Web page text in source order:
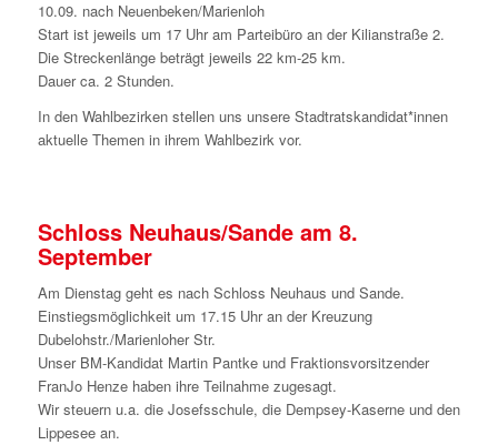
10.09. nach Neuenbeken/Marienloh
Start ist jeweils um 17 Uhr am Parteibüro an der Kilianstraße 2.
Die Streckenlänge beträgt jeweils 22 km-25 km.
Dauer ca. 2 Stunden.
In den Wahlbezirken stellen uns unsere Stadtratskandidat*innen
aktuelle Themen in ihrem Wahlbezirk vor.
Schloss Neuhaus/Sande am 8.
September
Am Dienstag geht es nach Schloss Neuhaus und Sande.
Einstiegsmöglichkeit um 17.15 Uhr an der Kreuzung
Dubelohstr./Marienloher Str.
Unser BM-Kandidat Martin Pantke und Fraktionsvorsitzender
FranJo Henze haben ihre Teilnahme zugesagt.
Wir steuern u.a. die Josefsschule, die Dempsey-Kaserne und den
Lippesee an.